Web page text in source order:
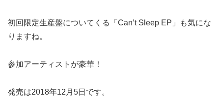
初回限定生産盤についてくる「Can’t Sleep EP」も気にな
りますね。
参加アーティストが豪華！
発売は2018年12月5日です。